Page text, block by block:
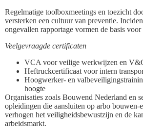
Regelmatige toolboxmeetings en toezicht
versterken een cultuur van preventie.
ongevallen rapportage vormen de basis voor
Veelgevraagde certificaten
VCA voor veilige werkwijzen en
Heftruckcertificaat voor intern
Hoogwerker- en
hoogte
Organisaties zoals Bouwend Nederland en
opleidingen die aansluiten op arbo bouwen-
verhogen het veiligheidsbewustzijn en de
arbeidsmarkt.